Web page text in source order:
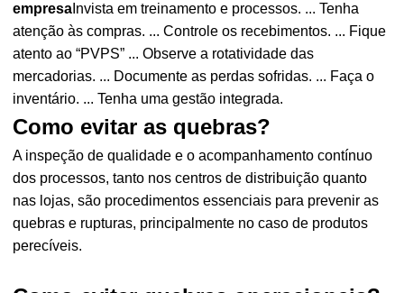
empresa Invista em treinamento e processos. ... Tenha
atenção às compras. ... Controle os recebimentos. ... Fique
atento ao “PVPS” ... Observe a rotatividade das
mercadorias. ... Documente as perdas sofridas. ... Faça o
inventário. ... Tenha uma gestão integrada.
Como evitar as quebras?
A inspeção de qualidade e o acompanhamento contínuo
dos processos, tanto nos centros de distribuição quanto
nas lojas, são procedimentos essenciais para prevenir as
quebras e rupturas, principalmente no caso de produtos
perecíveis.